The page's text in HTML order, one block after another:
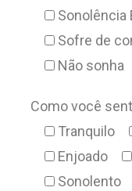
Sonolência
Sofre de
Não sonha
Como você
Tranquilo
Enjoado
Sonolento